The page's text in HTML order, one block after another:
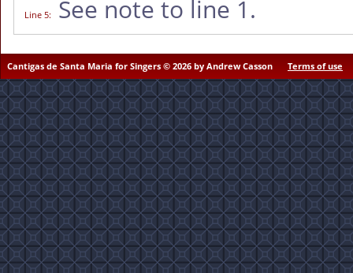
Line 5: See note to line 1.
Cantigas de Santa Maria for Singers © 2026 by Andrew Casson Terms of use